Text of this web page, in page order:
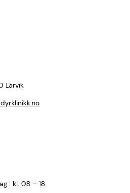
Larvik
kl. 08 – 18